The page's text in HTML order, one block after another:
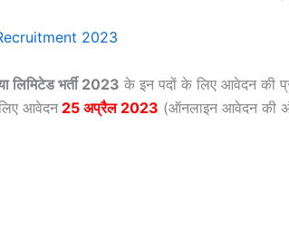
लिमिटेड भर्ती 2023 के इन पदों के लिए आवेदन की
आवेदन25 अप्रैल 2023 (ऑनलाइन आवेदन की